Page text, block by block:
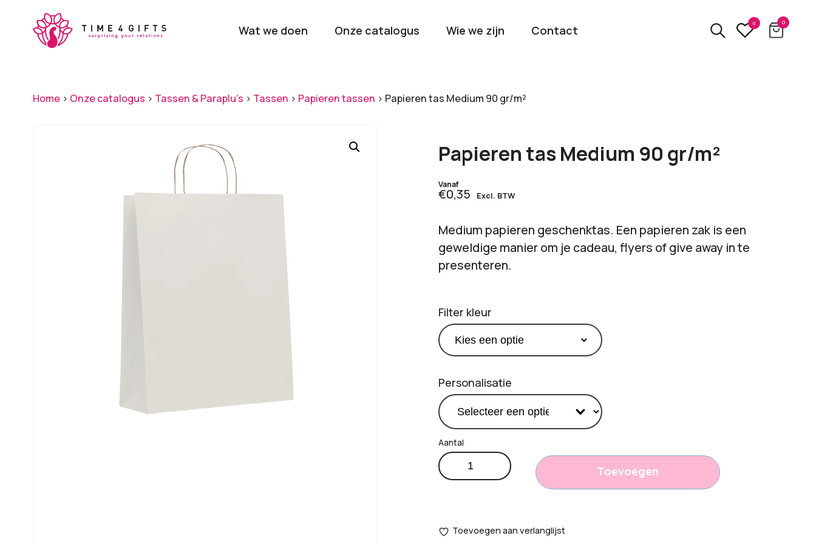
Wat we doen Onze catalogus
Laat je door ons
flessen
Van usb tot powerbank
evenementen
tijdens elk evenement!
duurzame cadeaus
Wie we zijn Contact 0 0
Home > Onze catalogus > Tassen & Paraplu's > Tassen > Papieren tassen > Papieren tas Medium 90 gr/m²
Papieren tas Medium 90 gr/m²
Vanaf
€0,35 Excl. BTW
Medium papieren geschenktas. Een papieren zak is een
geweldige manier om je cadeau, flyers of give away in te
presenteren.
Filter kleur
Personalisatie
Productprijs: 0,35
opties:
Papieren
tas
gr/m²
Toevoegen
Toevoegen aan verlanglijst